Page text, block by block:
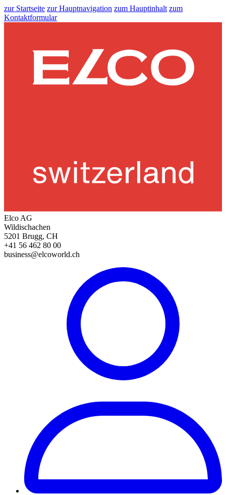
zur Startseite zur Hauptnavigation zum Hauptinhalt zum
Kontaktformular
Elco AG
Wildischachen
5201 Brugg, CH
+41 56 462 80 00
business@elcoworld.ch